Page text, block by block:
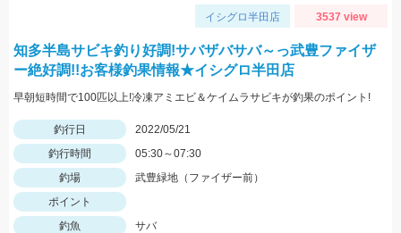
イシグロ半田店 3537 view
知多半島サビキ釣り好調!サバザバサバ～っ武豊ファイザ
ー絶好調!!お客様釣果情報★イシグロ半田店
早朝短時間で100匹以上!冷凍アミエビ＆ケイムラサビキが釣果のポイント!
釣行日
2022/05/21
釣行時間
05:30～07:30
釣場
武豊緑地（ファイザー前）
ポイント
釣魚
サバ